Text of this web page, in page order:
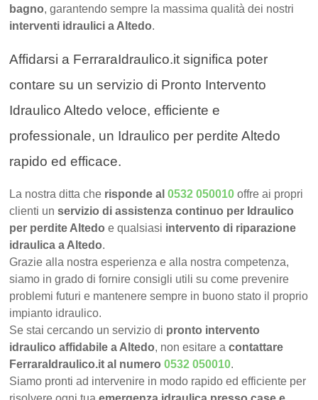
bagno, garantendo sempre la massima qualità dei nostri
interventi idraulici a Altedo.
Affidarsi a FerraraIdraulico.it significa poter
contare su un servizio di Pronto Intervento
Idraulico Altedo veloce, efficiente e
professionale, un Idraulico per perdite Altedo
rapido ed efficace.
La nostra ditta che risponde al0532 050010 offre ai propri
clienti unservizio di assistenza continuo per Idraulico
per perdite Altedo e qualsiasi intervento di riparazione
idraulica a Altedo.
Grazie alla nostra esperienza e alla nostra competenza,
siamo in grado di fornire consigli utili su come prevenire
problemi futuri e mantenere sempre in buono stato il proprio
impianto idraulico.
Se stai cercando un servizio di pronto intervento
idraulico affidabile a Altedo, non esitare acontattare
FerraraIdraulico.it al numero0532 050010.
Siamo pronti ad intervenire in modo rapido ed efficiente per